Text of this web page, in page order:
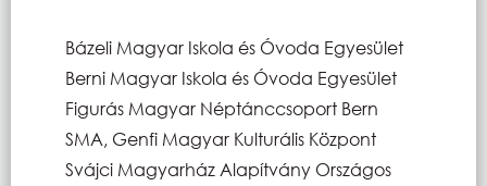
Bázeli Magyar Iskola és Óvoda Egyesület
Berni Magyar Iskola és Óvoda Egyesület
Figurás Magyar Néptánccsoport Bern
SMA, Genfi Magyar Kulturális Központ
Svájci Magyarház Alapítvány Országos